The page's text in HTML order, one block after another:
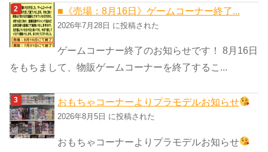
■《売場：8月16日》ゲームコーナー終了...
2026年7月28日 に投稿された
ゲームコーナー終了のお知らせです！ 8月16日
をもちまして、物販ゲームコーナーを終了するこ...
おもちゃコーナーよりプラモデルお知らせ
2026年8月5日 に投稿された
おもちゃコーナーよりプラモデルお知らせ